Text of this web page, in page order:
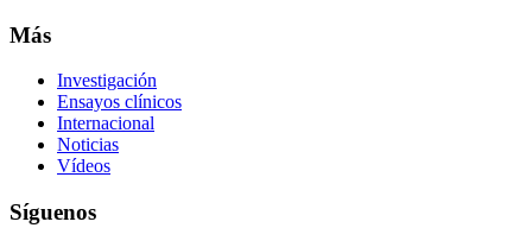
Más
Investigación
Ensayos clínicos
Internacional
Noticias
Vídeos
Síguenos